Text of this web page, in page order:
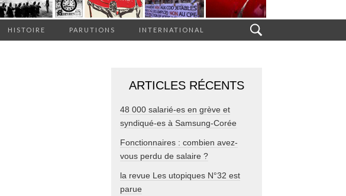
HISTOIRE PARUTIONS INTERNATIONAL
ARTICLES RÉCENTS
48 000 salarié-es en grève et
syndiqué-es à Samsung-Corée
Fonctionnaires : combien avez-
vous perdu de salaire ?
la revue Les utopiques N°32 est
parue